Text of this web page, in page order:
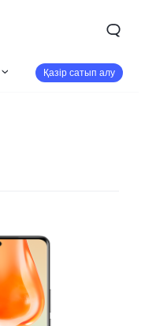
Қазір сатып алу